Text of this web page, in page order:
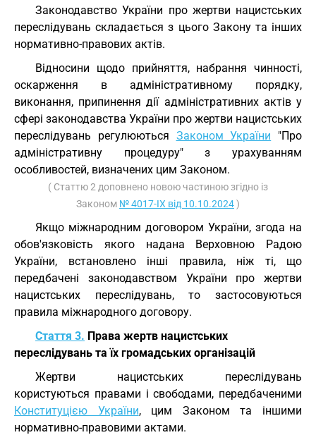
Законодавство України про жертви нацистських
переслідувань складається з цього Закону та інших
нормативно-правових актів.
Відносини щодо прийняття, набрання чинності,
оскарження в адміністративному порядку,
виконання, припинення дії адміністративних актів у
сфері законодавства України про жертви нацистських
переслідувань регулюються Законом України "Про
адміністративну процедуру" з урахуванням
особливостей, визначених цим Законом.
( Статтю 2 доповнено новою частиною згідно із
Законом № 4017-IX від 10.10.2024)
Якщо міжнародним договором України, згода на
обов'язковість якого надана Верховною Радою
України, встановлено інші правила, ніж ті, що
передбачені законодавством України про жертви
нацистських переслідувань, то застосовуються
правила міжнародного договору.
Стаття 3. Права жертв нацистських
переслідувань та їх громадських організацій
Жертви нацистських переслідувань
користуються правами і свободами, передбаченими
Конституцією України, цим Законом та іншими
нормативно-правовими актами.